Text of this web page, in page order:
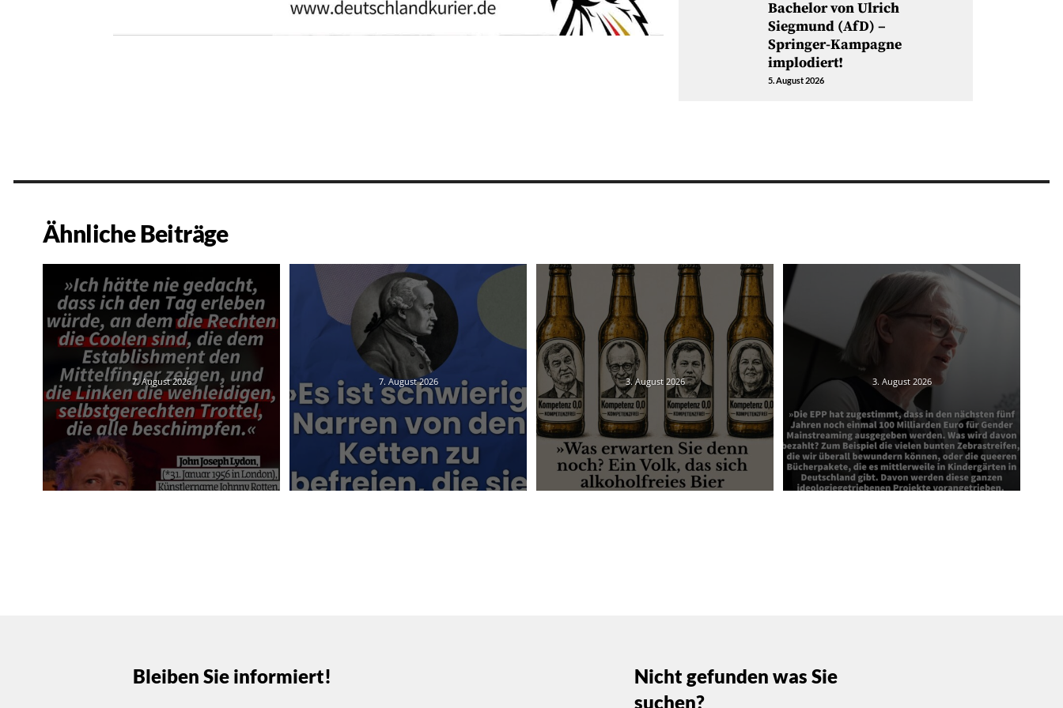
Bachelor von Ulrich
Siegmund (AfD) –
Springer-Kampagne
implodiert!
5. August 2026
Ähnliche Beiträge
7. August 2026 7. August 2026 3. August 2026 3. August 2026
Bleiben Sie informiert!
Nicht gefunden was Sie
suchen?